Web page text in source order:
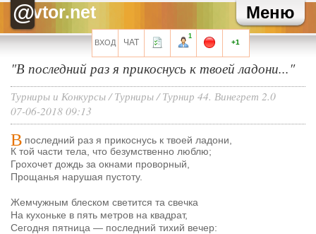
Меню
@vtor.net
Хелла Черноушева
Сарочка Кисова
Художник так видит. Почему к черному квадрату не
претензий? Даная всяко красивей!
Регистрация
Забыли свой пароль?
ВХОД ЧАТ
1
+1
"В последний раз я прикоснусь к твоей ладони..."
Турниры и Конкурсы/Турниры/Турнир 44. Винегрет 2.0
07-06-2018 09:13
В последний раз я прикоснусь к твоей ладони,
К той части тела, что безумственно люблю;
Грохочет дождь за окнами проворный,
Прощанья нарушая пустоту.
Жемчужным блеском светится та свечка
На кухоньке в пять метров на квадрат,
Сегодня пятница — последний тихий вечер: